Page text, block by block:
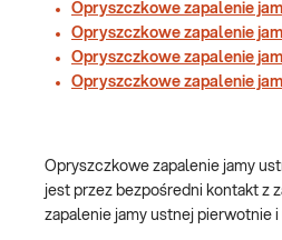
Opryszczkowe zapalenie
Opryszczkowe zapalenie
Opryszczkowe zapalenie
Opryszczkowe zapalenie
Opryszczkowe zapalenie jamy
jest przez bezpośredni kontakt z
zapalenie jamy ustnej pierwotnie